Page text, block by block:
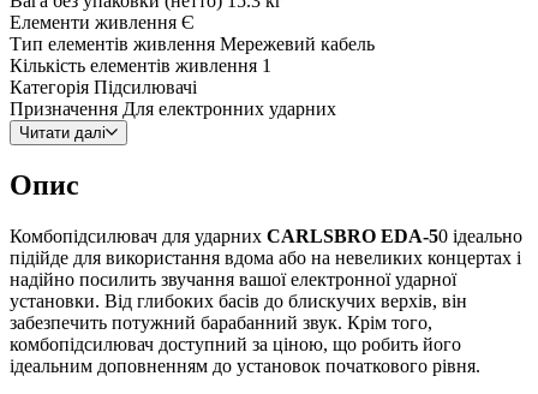
Елементи живлення Є
Тип елементів живлення Мережевий кабель
Кількість елементів живлення 1
Категорія Підсилювачі
Призначення Для електронних ударних
Читати далі
Опис
Комбопідсилювач для ударних CARLSBRO EDA-50 ідеально
підійде для використання вдома або на невеликих концертах і
надійно посилить звучання вашої електронної ударної
установки. Від глибоких басів до блискучих верхів, він
забезпечить потужний барабанний звук. Крім того,
комбопідсилювач доступний за ціною, що робить його
ідеальним доповненням до установок початкового рівня.